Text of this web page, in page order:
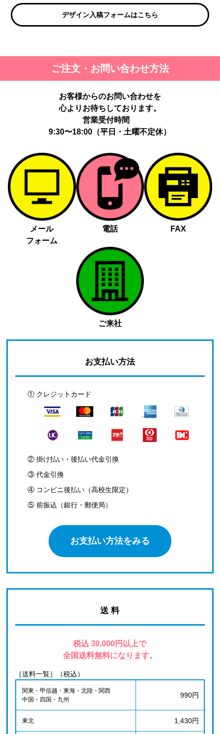
デザイン入稿フォームはこちら
ご注文・お問い合わせ方法
お客様からのお問い合わせを
心よりお待ちしております。
営業受付時間
9:30〜18:00（平日・土曜不定休）
メール
フォーム
電話 FAX
ご来社
お支払い方法
① クレジットカード
② 掛け払い・後払い代金引換
③ 代金引換
④ コンビニ後払い（高校生限定）
⑤ 前振込（銀行・郵便局）
お支払い方法をみる
送 料
税込 30,000円以上で
全国送料無料になります。
［送料一覧］（税込）
関東・甲信越・東海・北陸・関西
中国・四国・九州
990円
東北 1,430円